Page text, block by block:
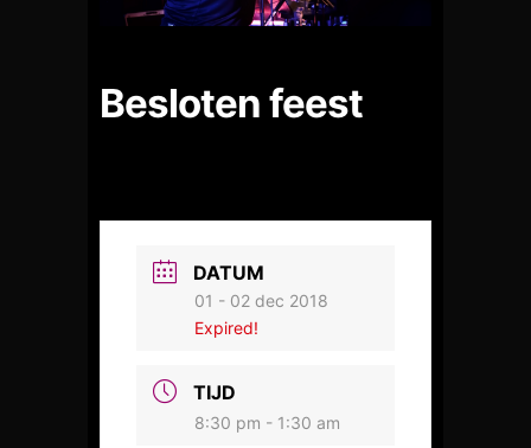
Besloten feest
DATUM
01 - 02 dec 2018
Expired!
TIJD
8:30 pm - 1:30 am